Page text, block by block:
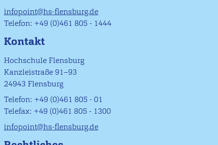
infopoint@hs-flensburg.de
Telefon: +49 (0)461 805 - 1444
Kontakt
Hochschule Flensburg
Kanzleistraße 91–93
24943 Flensburg
Telefon: +49 (0)461 805 - 01
Telefax: +49 (0)461 805 - 1300
infopoint@hs-flensburg.de